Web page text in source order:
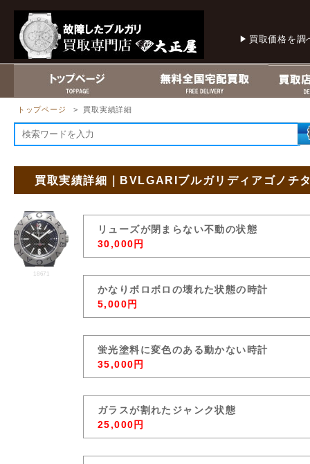
買取価格を調
トップページ > 買取実績詳細
買取実績詳細｜BVLGARIブルガリディアゴノチ
18671
リューズが閉まらない不動の状態
30,000円
かなりボロボロの壊れた状態の時計
5,000円
蛍光塗料に変色のある動かない時計
35,000円
ガラスが割れたジャンク状態
25,000円